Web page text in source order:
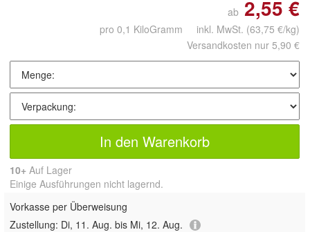
ab 2,55 €
pro 0,1 KiloGramm inkl. MwSt. (63,75 €/kg)
Versandkosten nur 5,90 €
In den Warenkorb
10+ Auf Lager
Einige Ausführungen nicht lagernd.
Vorkasse per Überweisung
Zustellung: Di, 11. Aug. bis Mi, 12. Aug.